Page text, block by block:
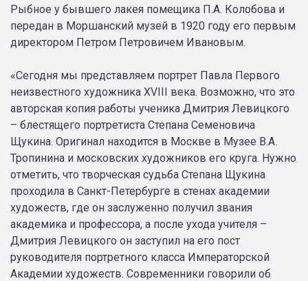
Рыбное у бывшего лакея помещика П.А. Колобова и
передан в Моршанский музей в 1920 году его первым
директором Петром Петровичем Ивановым.
«Сегодня мы представляем портрет Павла Первого
неизвестного художника XVIII века. Возможно, что это
авторская копия работы ученика Дмитрия Левицкого
– блестящего портретиста Степана Семеновича
Щукина. Оригинал находится в Москве в Музее В.А.
Тропинина и московских художников его круга. Нужно
отметить, что творческая судьба Степана Щукина
проходила в Санкт-Петербурге в стенах академии
художеств, где он заслуженно получил звания
академика и профессора, а после ухода учителя –
Дмитрия Левицкого он заступил на его пост
руководителя портретного класса Императорской
Академии художеств. Современники говорили об